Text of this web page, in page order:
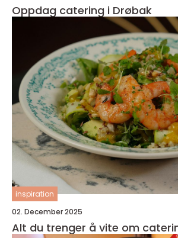
Oppdag catering i Drøbak
inspiration
02. December 2025
Alt du trenger å vite om